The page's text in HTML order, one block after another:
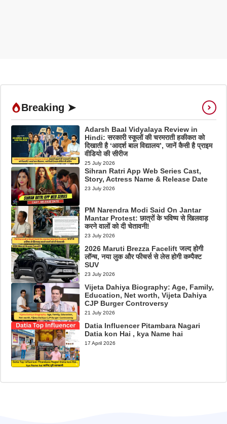
Breaking ➤
Adarsh Baal Vidyalaya Review in
Hindi: सरकारी स्कूलों की चरमराती हकीकत को
दिखाती है ‘आदर्श बाल विद्यालय’, जानें कैसी है प्राइम
वीडियो की सीरीज
25 July 2026
Sihran Ratri App Web Series Cast,
Story, Actress Name & Release Date
23 July 2026
PM Narendra Modi Said On Jantar
Mantar Protest: छात्रों के भविष्य से खिलवाड़
करने वालों को दी चेतावनी!
23 July 2026
2026 Maruti Brezza Facelift जल्द होगी
लॉन्च, नया लुक और फीचर्स से लेस होगी कम्पैक्ट
SUV
23 July 2026
Vijeta Dahiya Biography: Age, Family,
Education, Net worth, Vijeta Dahiya
CJP Burger Controversy
21 July 2026
Datia Influencer Pitambara Nagari
Datia kon Hai , kya Name hai
17 April 2026